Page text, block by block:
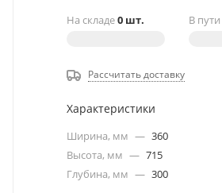
На складе0 шт. В пути
Рассчитать доставку
Характеристики
Ширина, мм — 360
Высота, мм — 715
Глубина, мм — 300